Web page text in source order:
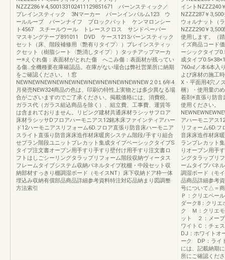
NZZZ286￥4,500133102411129851671 バーンスティック／
プレインスティック 3Nマーカー バーンインバルム123 ウ
ールルーブ バーンナイフ ブロックパット ケンマロンシー
ト4567 スチールウール トレースクロス サンドペーパー
マスキングテープ891011 DVD ケース1213バーンスティック
セット（床、階段補修用〈艶有りタイプ〉）プレインスティッ
クセット（樹脂シート〈艶消しタイプ〉）タッチアップマーカ
ー※えぐれ傷：表面材がとれた傷 へこみ傷：表面材が残ってい
る傷…全機種要在庫確認品。在庫がない場合は弊社営業所に納期
をご確認ください。！窓
NEWNEWNEWNEWNEWNEWNEWNEWNEWNEWNEW２0１6年4
月発売NEW324商品の色は、印刷の特性上実物とは多少異なる場
合がございますのでご了承ください。掲載価格には、消費税、
ガラス代（ガラス組込商品を除く）、組立費、工事費、運賃等
は含まれておりません。リビング建材共通床材ラシッサフロア
床材ラシッサDフロアハーモニアス12銘木床ファインティアハー
ド12ハーモニアスリフォーム6D.フロア直張り防音床ハーモニア
スライト直張り防音床床造作材床暖房システム階段/手すり組合
せプラン階段ユニットプレカット集成タイプベーシックタイプS
タイプ注文書オープン用手すり手すり壁付け用手すり注文書ロ
フトはしごシーリングタラップリフォーム階段収納ヴィータス
フレームタイプシステム収納パネルタイプ枕棚・中段セット収
納部材すっきり棚調湿ボード（モイスNT）床下収納ドア枠一体
埋込み収納有償部品商品詳細参考資料特注対応品納まり図調整
方法索引
イントNZZZ240
NZZZ287￥
ウォルナット（
NZZZ290￥
使用します。（
イズ商品コード
ーシックタイプ
成タイプ
760㎖／本6本入
よび床材の施工
X・平面用4穴ノ
梱）・使用量の
着剤※直張り防音
使用くださ
アハーモニアス
リフォーム6D.フ
音床床造作材床
ランプレカット
りオープン用手
ングタラップリ
ームタイプパネ
調湿ボード（モ
品商品詳細参考
号について△＝
Ｐ：クリエペー
ダーク8：クリ
ク Ｍ：クリエ
ット ２：メー
ワイトＣ：チェ
DJ：ホワイトオ
ーク DP：ライ
には、記載納期
所にご確認くだ